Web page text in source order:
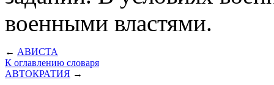
военными властями.
← АВИСТА
К оглавлению словаря
АВТОКРАТИЯ →